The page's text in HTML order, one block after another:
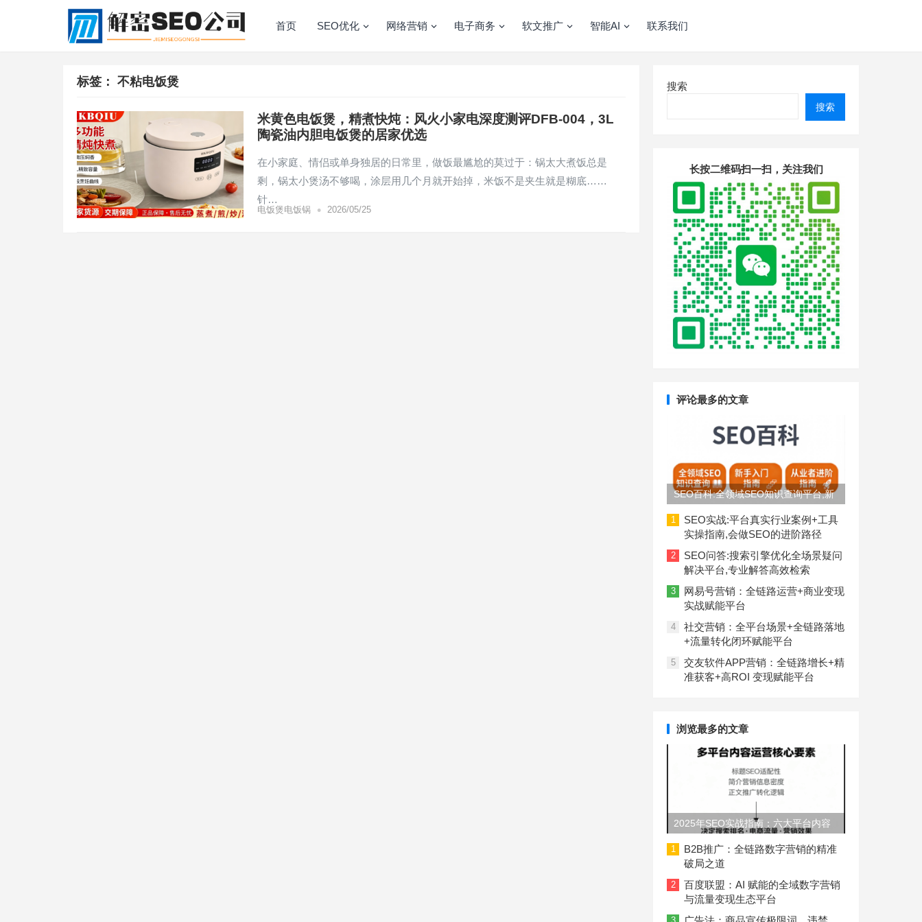
首页 SEO优化 网络营销 电子商务 软文推广 智能AI 联系我们
标签： 不粘电饭煲
米黄色电饭煲，精煮快炖：风火小家电深度测评DFB-004，3L
陶瓷油内胆电饭煲的居家优选
在小家庭、情侣或单身独居的日常里，做饭最尴尬的莫过于：锅太大煮饭总是
剩，锅太小煲汤不够喝，涂层用几个月就开始掉，米饭不是夹生就是糊底……
针…
电饭煲电饭锅 • 2026/05/25
搜索
搜索
长按二维码扫一扫，关注我们
评论最多的文章
SEO百科:全领域SEO知识查询平台,新
手入门到从业者进阶指南
1
SEO实战:平台真实行业案例+工具
实操指南,会做SEO的进阶路径
2
SEO问答:搜索引擎优化全场景疑问
解决平台,专业解答高效检索
3
网易号营销：全链路运营+商业变现
实战赋能平台
4
社交营销：全平台场景+全链路落地
+流量转化闭环赋能平台
5
交友软件APP营销：全链路增长+精
准获客+高ROI 变现赋能平台
浏览最多的文章
2025年SEO实战指南：六大平台内容
长度与结构规范
1
B2B推广：全链路数字营销的精准
破局之道
2
百度联盟：AI 赋能的全域数字营销
与流量变现生态平台